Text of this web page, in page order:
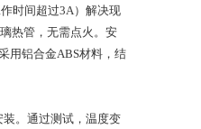
时间超过3A）解决现
热管，无需点火。安
用铝合金ABS材料，结
。通过测试，温度变